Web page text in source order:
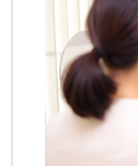
掲載の申込み
閉じる